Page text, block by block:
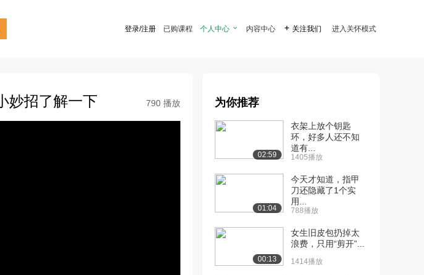
登录/注册 已购课程 个人中心  内容中心  关注我们 进入关怀模式
妙招了解一下 790 播放 为你推荐
02:59
衣架上放个钥匙
环，好多人还不知
道有...
1405播放
01:04
今天才知道，指甲
刀还隐藏了1个实
用...
788播放
00:13
女生旧皮包扔掉太
浪费，只用“剪开”...
1414播放